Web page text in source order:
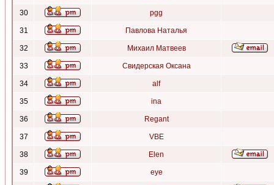
30 pgg
31 Павлова Наталья
32 Михаил Матвеев
33 Свидерская Оксана
34 alf
35 ina
36 Regant
37 VBE
38 Elen
39 eye